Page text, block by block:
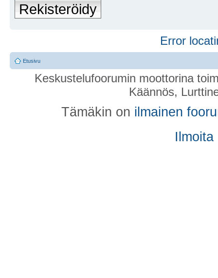
Rekisteröidy
Error
Etusivu
Keskustelufoorumin moottorina
Käännös,
Tämäkin on ilmainen